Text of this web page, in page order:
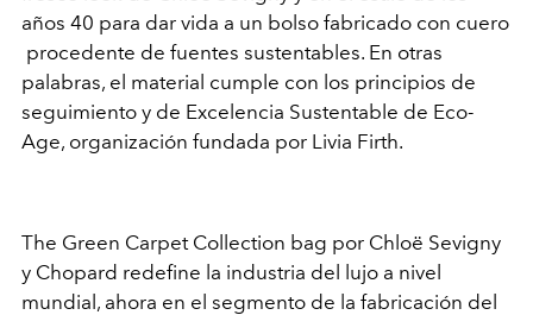
años 40 para dar vida a un bolso fabricado con cuero
procedente de fuentes sustentables. En otras
palabras, el material cumple con los principios de
seguimiento y de Excelencia Sustentable de Eco-
Age, organización fundada por Livia Firth.
The Green Carpet Collection bag por Chloë Sevigny
y Chopard redefine la industria del lujo a nivel
mundial, ahora en el segmento de la fabricación del